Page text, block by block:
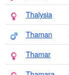
Thalysia
Thaman
Thamar